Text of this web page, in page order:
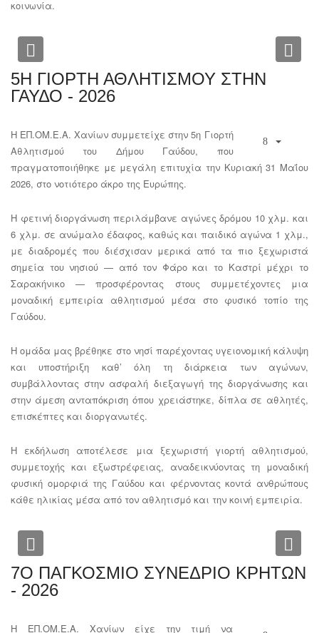
κοινωνία.
5Η ΓΙΟΡΤΗ ΑΘΛΗΤΙΣΜΟΥ ΣΤΗΝ
ΓΑΥΔΟ - 2026
Η ΕΠ.ΟΜ.Ε.Α. Χανίων συμμετείχε στην 5η Γιορτή
Αθλητισμού του Δήμου Γαύδου, που
πραγματοποιήθηκε με μεγάλη επιτυχία την Κυριακή 31 Μαΐου
2026, στο νοτιότερο άκρο της Ευρώπης.
Η φετινή διοργάνωση περιλάμβανε αγώνες δρόμου 10 χλμ. και
6 χλμ. σε ανώμαλο έδαφος, καθώς και παιδικό αγώνα 1 χλμ.,
με διαδρομές που διέσχισαν μερικά από τα πιο ξεχωριστά
σημεία του νησιού — από τον Φάρο και το Καστρί μέχρι το
Σαρακήνικο — προσφέροντας στους συμμετέχοντες μια
μοναδική εμπειρία αθλητισμού μέσα στο φυσικό τοπίο της
Γαύδου.
Η ομάδα μας βρέθηκε στο νησί παρέχοντας υγειονομική κάλυψη
και υποστήριξη καθ’ όλη τη διάρκεια των αγώνων,
συμβάλλοντας στην ασφαλή διεξαγωγή της διοργάνωσης και
στην άμεση ανταπόκριση όπου χρειάστηκε, δίπλα σε αθλητές,
επισκέπτες και διοργανωτές.
Η εκδήλωση αποτέλεσε μια ξεχωριστή γιορτή αθλητισμού,
συμμετοχής και εξωστρέφειας, αναδεικνύοντας τη μοναδική
φυσική ομορφιά της Γαύδου και φέρνοντας κοντά ανθρώπους
κάθε ηλικίας μέσα από τον αθλητισμό και την κοινή εμπειρία.
7Ο ΠΑΓΚΟΣΜΙΟ ΣΥΝΕΔΡΙΟ ΚΡΗΤΩΝ
- 2026
Η ΕΠ.ΟΜ.Ε.Α. Χανίων είχε την τιμή να